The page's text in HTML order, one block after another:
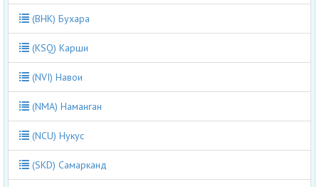
(BHK) Бухара
(KSQ) Карши
(NVI) Навои
(NMA) Наманган
(NCU) Нукус
(SKD) Самарканд